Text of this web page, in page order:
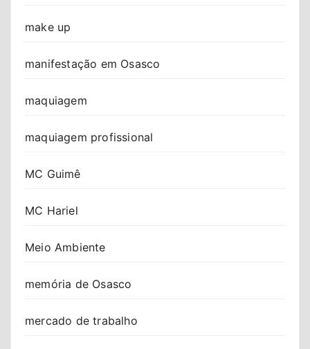
make up
manifestação em Osasco
maquiagem
maquiagem profissional
MC Guimê
MC Hariel
Meio Ambiente
memória de Osasco
mercado de trabalho